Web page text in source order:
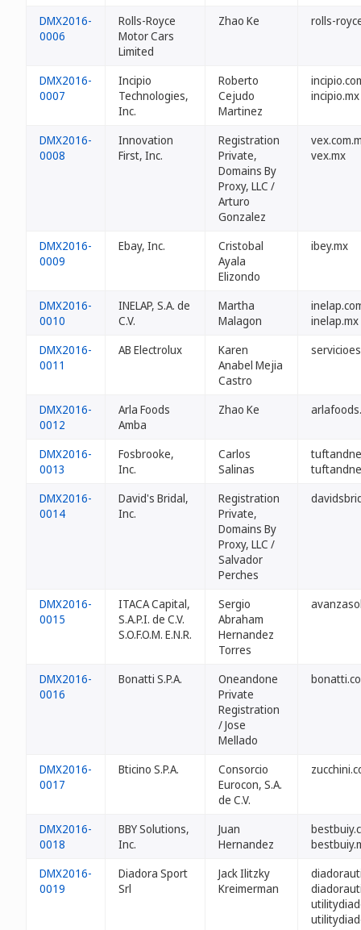
DMX2016-
0006
Rolls-Royce
Motor Cars
Limited
Zhao Ke rolls-
DMX2016-
0007
Incipio
Technologies,
Inc.
Roberto
Cejudo
Martinez
incipio.mx
DMX2016-
0008
Innovation
First, Inc.
Registration
Private,
Domains By
Proxy, LLC /
Arturo
Gonzalez
vex.mx
DMX2016-
0009
Ebay, Inc.
Cristobal
Ayala
Elizondo
ibey.mx
DMX2016-
0010
INELAP, S.A. de
C.V.
Martha
Malagon
inelap.mx
DMX2016-
0011
AB Electrolux
Karen
Anabel Mejia
Castro
DMX2016-
0012
Arla Foods
Amba
Zhao Ke
DMX2016-
0013
Fosbrooke,
Inc.
Carlos
Salinas
DMX2016-
0014
David's Bridal,
Inc.
Registration
Private,
Domains By
Proxy, LLC /
Salvador
Perches
DMX2016-
0015
ITACA Capital,
S.A.P.I. de C.V.
S.O.F.O.M. E.N.R.
Sergio
Abraham
Hernandez
Torres
DMX2016-
0016
Bonatti S.P.A.
Oneandone
Private
Registration
/ Jose
Mellado
DMX2016-
0017
Bticino S.P.A.
Consorcio
Eurocon, S.A.
de C.V.
DMX2016-
0018
BBY Solutions,
Inc.
Juan
Hernandez
DMX2016-
0019
Diadora Sport
Srl
Jack Ilitzky
Kreimerman